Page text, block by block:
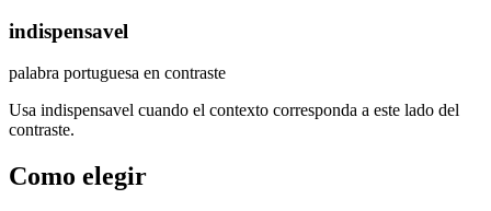
indispensavel
palabra portuguesa en contraste
Usa indispensavel cuando el contexto corresponda a este lado del
contraste.
Como elegir